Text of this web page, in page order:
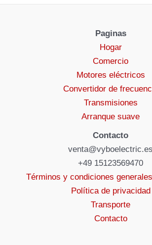
Paginas
Hogar
Comercio
Motores eléctricos
Convertidor de
Transmisiones
Arranque suave
Contacto
venta@vyboelectric.es
+49 15123569470
Términos y condiciones
Política de privacidad
Transporte
Contacto